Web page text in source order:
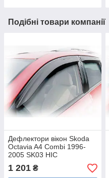
Подібні товари компанії
Дефлектори вікон Skoda
Octavia A4 Combi 1996-
2005 SK03 HIC
1 201 ₴